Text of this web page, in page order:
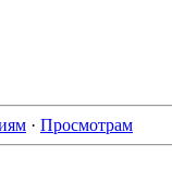
· Просмотрам